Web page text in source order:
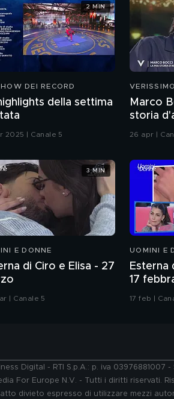
DEI RECORD
della settima
2025 | Canale 5
2 MIN
VERISSIMO
Marco
storia
Chiatti"
26 apr |
E DONNE
di Ciro e Elisa - 27
| Canale 5
3 MIN
UOMINI E
Esterna
17
17 feb |
Digital - RTI S.p.A.: p. iva
For Europe N.V. - Tutti i diritti riservati.
divieto espresso di utilizzare mezzi